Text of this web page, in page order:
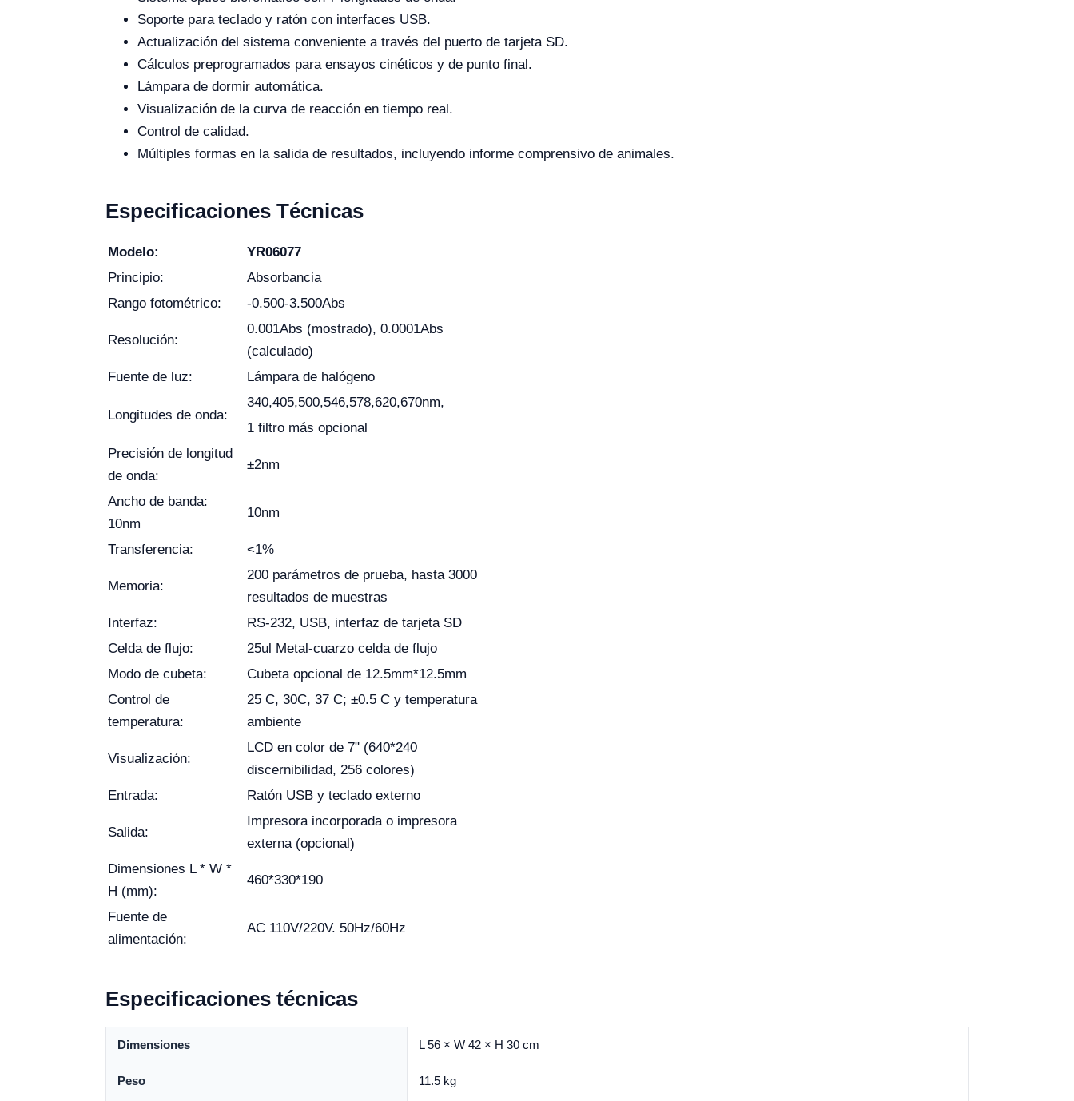
Soporte para teclado y ratón con interfaces USB.
Actualización del sistema conveniente a través del puerto de tarjeta SD.
Cálculos preprogramados para ensayos cinéticos y de punto final.
Lámpara de dormir automática.
Visualización de la curva de reacción en tiempo real.
Control de calidad.
Múltiples formas en la salida de resultados, incluyendo informe comprensivo de animales.
Especificaciones Técnicas
Modelo:
YR06077
Principio:
Absorbancia
Rango fotométrico:
-0.500-3.500Abs
Resolución:
0.001Abs (mostrado), 0.0001Abs
(calculado)
Fuente de luz:
Lámpara de halógeno
Longitudes de onda:
340,405,500,546,578,620,670nm,
1 filtro más opcional
Precisión de longitud
de onda:
±2nm
Ancho de banda:
10nm
10nm
Transferencia: <1%
Memoria:
200 parámetros de prueba, hasta 3000
resultados de muestras
Interfaz:
RS-232, USB, interfaz de tarjeta SD
Celda de flujo:
25ul Metal-cuarzo celda de flujo
Modo de cubeta:
Cubeta opcional de 12.5mm*12.5mm
Control de
temperatura:
25 C, 30C, 37 C; ±0.5 C y temperatura
ambiente
Visualización:
LCD en color de 7" (640*240
discernibilidad, 256 colores)
Entrada:
Ratón USB y teclado externo
Salida:
Impresora incorporada o impresora
externa (opcional)
Dimensiones L * W *
H (mm):
460*330*190
Fuente de
alimentación:
AC 110V/220V. 50Hz/60Hz
Especificaciones técnicas
Dimensiones L 56 × W 42 × H 30 cm
Peso 11.5 kg